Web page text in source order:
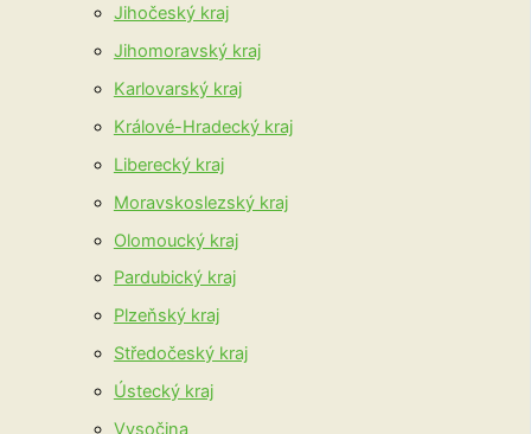
Jihočeský kraj
Jihomoravský kraj
Karlovarský kraj
Králové-Hradecký kraj
Liberecký kraj
Moravskoslezský kraj
Olomoucký kraj
Pardubický kraj
Plzeňský kraj
Středočeský kraj
Ústecký kraj
Vysočina